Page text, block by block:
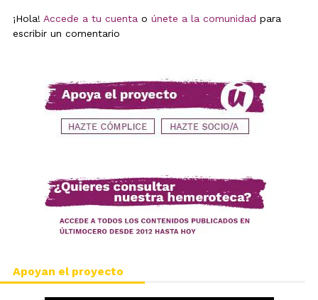
¡Hola! Accede a tu cuenta o únete a la comunidad para
escribir un comentario
Apoyan el proyecto